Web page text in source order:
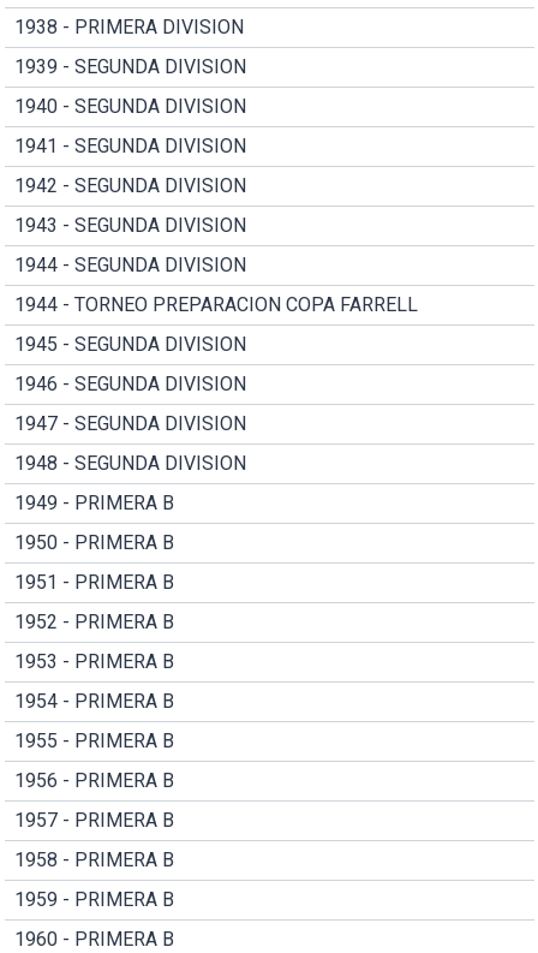
1938 - PRIMERA DIVISION
1939 - SEGUNDA DIVISION
1940 - SEGUNDA DIVISION
1941 - SEGUNDA DIVISION
1942 - SEGUNDA DIVISION
1943 - SEGUNDA DIVISION
1944 - SEGUNDA DIVISION
1944 - TORNEO PREPARACION COPA FARRELL
1945 - SEGUNDA DIVISION
1946 - SEGUNDA DIVISION
1947 - SEGUNDA DIVISION
1948 - SEGUNDA DIVISION
1949 - PRIMERA B
1950 - PRIMERA B
1951 - PRIMERA B
1952 - PRIMERA B
1953 - PRIMERA B
1954 - PRIMERA B
1955 - PRIMERA B
1956 - PRIMERA B
1957 - PRIMERA B
1958 - PRIMERA B
1959 - PRIMERA B
1960 - PRIMERA B